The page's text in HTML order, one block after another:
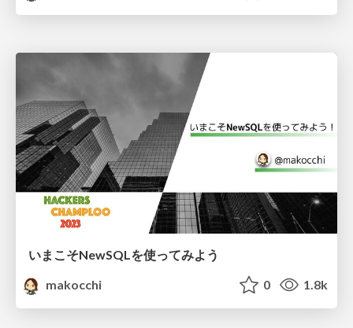
いまこそNewSQLを使ってみよう
makocchi
0 1.8k